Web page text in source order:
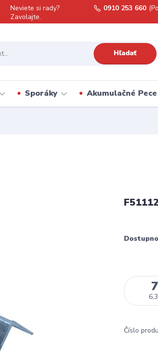
Hľadať
Neviete si rady?
Zavolajte.
0910 253 660
Sporáky Akumulačné Pece
Číslo